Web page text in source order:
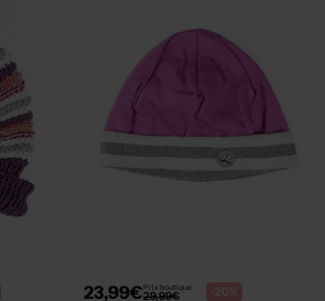
23,99€Prix boutique :
29,99€ -20%